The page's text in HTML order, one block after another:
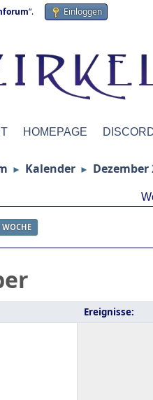
“. Einloggen
HOMEPAGE
► Kalender ► Dezember
WOCHE
Ereignisse: